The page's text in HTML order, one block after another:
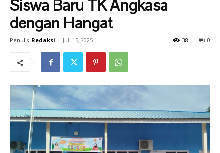
Siswa Baru TK Angkasa
dengan Hangat
Penulis Redaksi - Juli 15, 2025 0
38